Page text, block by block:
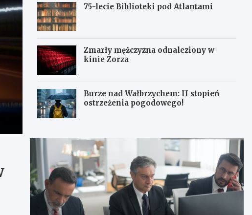
75-lecie Biblioteki pod Atlantami
Zmarły mężczyzna odnaleziony w
kinie Zorza
Burze nad Wałbrzychem: II stopień
ostrzeżenia pogodowego!